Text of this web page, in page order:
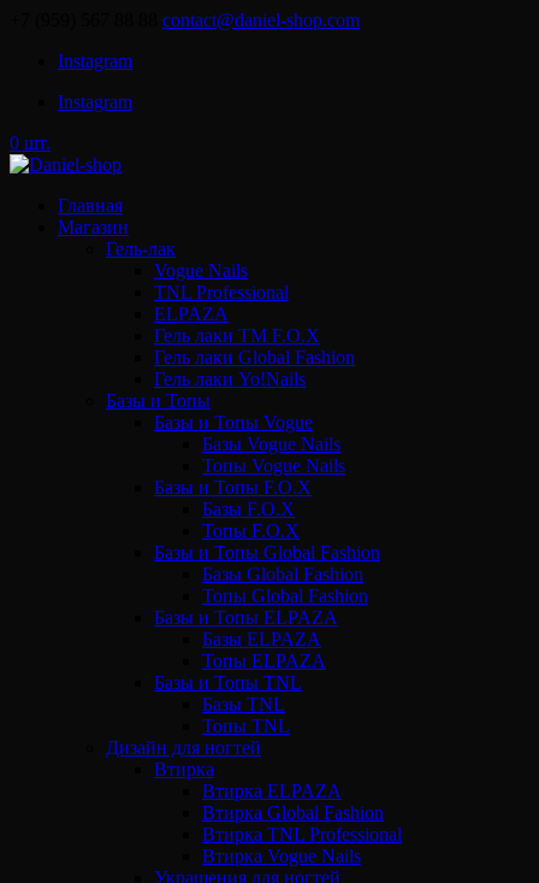
contact@daniel-shop.com
Instagram
Instagram
0 шт.
Главная
Магазин
Гель-лак
Vogue Nails
TNL Professional
ELPAZA
Гель лаки ТМ F.O.X
Гель лаки Global Fashion
Гель лаки Yo!Nails
Базы и Топы
Базы и Топы Vogue
Базы Vogue Nails
Топы Vogue Nails
Базы и Топы F.O.X
Базы F.O.X
Топы F.O.X
Базы и Топы Global Fashion
Базы Global Fashion
Топы Global Fashion
Базы и Топы ELPAZA
Базы ELPAZA
Топы ELPAZA
Базы и Топы TNL
Базы TNL
Топы TNL
Дизайн для ногтей
Втирка
Втирка ELPAZA
Втирка Global Fashion
Втирка TNL Professional
Втирка Vogue Nails
Украшения для ногтей